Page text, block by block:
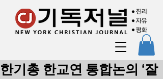
한기총 한교연 통합논의 ‘잘